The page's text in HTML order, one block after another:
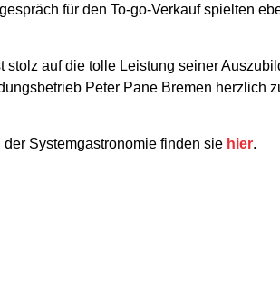
für den To-go-Verkauf spielten
auf die tolle Leistung seiner
Peter Pane Bremen herzlich
Systemgastronomie finden sie hier.